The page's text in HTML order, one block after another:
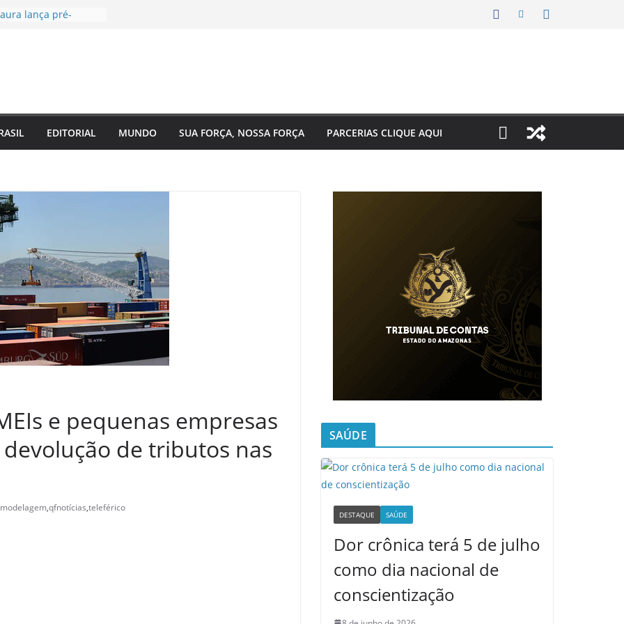
lança pré-
social
EUA e Bélgica
Eixo 2 do Plano
Amazonas e reforça
o
do estado
nas ruas e
à
reforma urgente
ônibus e
para
em Manaus
EDITORIAL MUNDO SUA FORÇA, NOSSA FORÇA PARCERIAS CLIQUE AQUI
e pequenas empresas
de tributos nas
modelagem,qfnotícias,teleférico
SAÚDE
DESTAQUE SAÚDE
Dor crônica terá 5 de julho
como dia nacional de
conscientização